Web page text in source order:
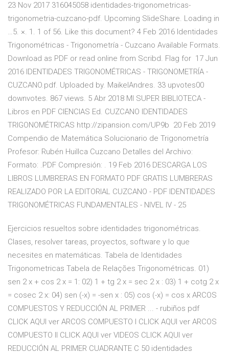
23 Nov 2017 316045058 identidades-trigonometricas-
trigonometria-cuzcano-pdf. Upcoming SlideShare. Loading in
…5. ×. 1. 1 of 56. Like this document? 4 Feb 2016 Identidades
Trigonométricas - Trigonometría - Cuzcano Available Formats.
Download as PDF or read online from Scribd. Flag for 17 Jun
2016 IDENTIDADES TRIGONOMÉTRICAS - TRIGONOMETRÍA -
CUZCANO.pdf. Uploaded by. MaikelAndres. 33 upvotes00
downvotes. 867 views. 5 Abr 2018 MI SUPER BIBLIOTECA -
Libros en PDF CIENCIAS Ed. CUZCANO IDENTIDADES
TRIGONOMÉTRICAS http://zipansion.com/UP9b 20 Feb 2019
Compendio de Matemática Solucionario de Trigonometría
Profesor: Rubén Huillca Cuzcano Detalles del Archivo:
Formato: .PDF Compresión: . 19 Feb 2016 DESCARGA LOS
LIBROS LUMBRERAS EN FORMATO PDF GRATIS LUMBRERAS
REALIZADO POR LA EDITORIAL CUZCANO - PDF IDENTIDADES
TRIGONOMÉTRICAS FUNDAMENTALES - NIVEL IV - 25
Ejercicios resueltos sobre identidades trigonométricas.
Clases, resolver tareas, proyectos, software y lo que
necesites en matemáticas. Tabela de Identidades
Trigonometricas Tabela de Relações Trigonométricas. 01)
sen 2 x + cos 2 x = 1: 02) 1 + tg 2 x = sec 2 x : 03) 1 + cotg 2 x
= cosec 2 x: 04) sen (-x) = -sen x : 05) cos (-x) = cos x ARCOS
COMPUESTOS Y REDUCCIÓN AL PRIMER ... - rubiños pdf
CLICK AQUI ver ARCOS COMPUESTO I CLICK AQUI ver ARCOS
COMPUESTO II CLICK AQUI ver VIDEOS CLICK AQUI ver
REDUCCIÓN AL PRIMER CUADRANTE C 50 identidades